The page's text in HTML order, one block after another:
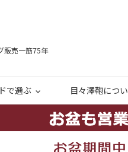
売一筋75年
で選ぶ 目々澤鞄につ